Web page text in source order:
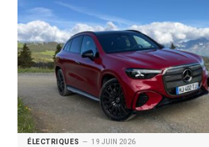
ÉLECTRIQUES 19 JUIN 2026